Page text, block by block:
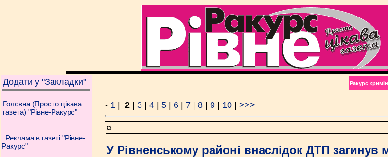
Додати у "Закладки"
Головна (Просто цікава
газета) "Рівне-Ракурс"
Реклама в газеті "Рівне-
Ракурс"
Ракурс
- 1 2 3 4 5 6 7 8 9 10 >>>
¤
У Рівненському районі внаслідок ДТП загинув